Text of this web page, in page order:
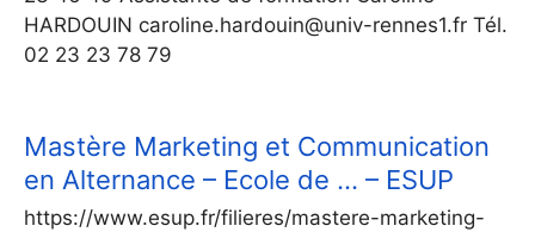
HARDOUIN caroline.hardouin@univ-rennes1.fr Tél.
02 23 23 78 79
Mastère Marketing et Communication
en Alternance – Ecole de … – ESUP
https://www.esup.fr/filieres/mastere-marketing-